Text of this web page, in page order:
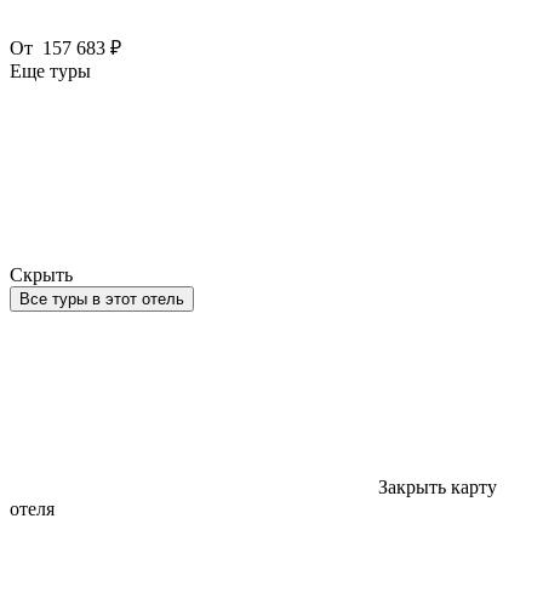
От 157 683 ₽
Еще туры
Скрыть
Все туры в этот отель
Закрыть карту
отеля